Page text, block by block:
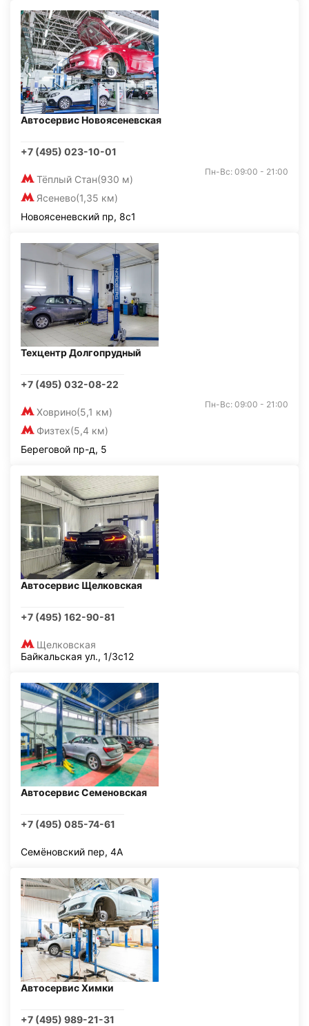
Автосервис Новоясеневская
+7 (495) 023-10-01
Тёплый Стан(930 м)
Ясенево(1,35 км)
Пн-Вс: 09:00 - 21:00
Новоясеневский пр, 8с1
Техцентр Долгопрудный
+7 (495) 032-08-22
Ховрино(5,1 км)
Физтех(5,4 км)
Пн-Вс: 09:00 - 21:00
Береговой пр-д, 5
Автосервис Щелковская
+7 (495) 162-90-81
Щелковская
Байкальская ул., 1/3с12
Автосервис Семеновская
+7 (495) 085-74-61
Семёновский пер, 4А
Автосервис Химки
+7 (495) 989-21-31